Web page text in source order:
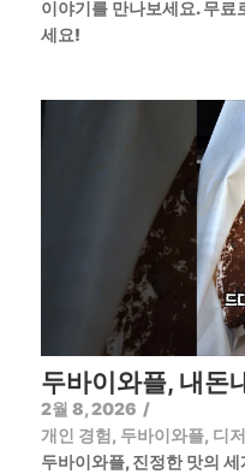
이야기를 만나보세요. 무료
세요!
두바이와플, 내돈
2월 8, 2026 /
개인 경험, 두바이와플, 디
두바이와플, 진정한 맛의